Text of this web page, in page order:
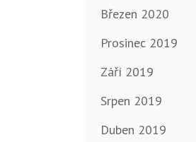
Březen 2020
Prosinec 2019
Září 2019
Srpen 2019
Duben 2019